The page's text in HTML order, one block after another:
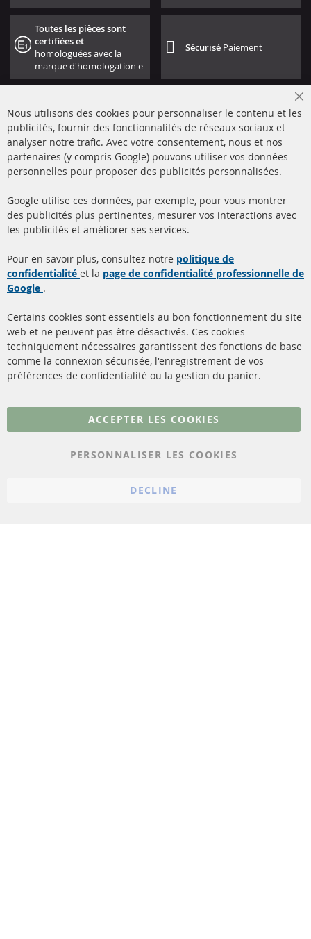
Toutes les pièces sont
certifiées et
homologuées avec la
marque d'homologation e
Sécurisé Paiement
+49 (0) 4533 799000
info@contra-automotive.de
facebook
instagram
Filtres à particules diesel
(FPD)
Catalyseur (CAT)
Capteurs
Matériel de montage
à propos de nous
livraison
Contact
Résilier le contrat
Plus de liens
Conditions générales
Nous utilisons des cookies pour personnaliser le contenu et les
publicités, fournir des fonctionnalités de réseaux sociaux et
analyser notre trafic. Avec votre consentement, nous et nos
partenaires (y compris Google) pouvons utiliser vos données
personnelles pour proposer des publicités personnalisées.
Google utilise ces données, par exemple, pour vous montrer
des publicités plus pertinentes, mesurer vos interactions avec
les publicités et améliorer ses services.
Pour en savoir plus, consultez notre politique de
confidentialité et la page de confidentialité professionnelle de
Google .
Certains cookies sont essentiels au bon fonctionnement du site
web et ne peuvent pas être désactivés. Ces cookies
techniquement nécessaires garantissent des fonctions de base
comme la connexion sécurisée, l'enregistrement de vos
préférences de confidentialité ou la gestion du panier.
ACCEPTER LES COOKIES
PERSONNALISER LES COOKIES
DECLINE